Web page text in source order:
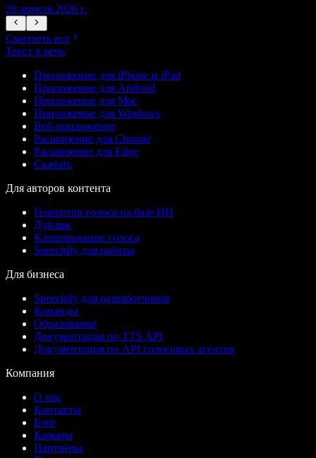
28 апреля 2026 г.
Смотреть все
Текст в речь
Приложение для iPhone и iPad
Приложение для Android
Приложение для Mac
Приложение для Windows
Веб-приложение
Расширение для Chrome
Расширение для Edge
Скачать
Для авторов контента
Генератор голоса на базе ИИ
Дубляж
Клонирование голоса
Speechify для работы
Для бизнеса
Speechify для разработчиков
Команды
Образование
Документация по TTS API
Документация по API голосовых агентов
Компания
О нас
Контакты
Блог
Карьера
Партнёры